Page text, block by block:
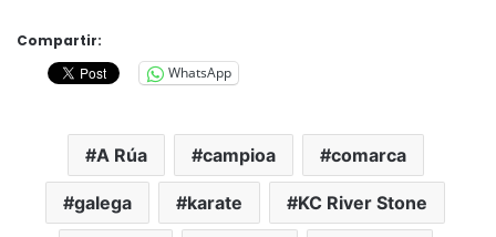
Compartir:
WhatsApp
A Rúa campioa comarca
galega karate KC River Stone